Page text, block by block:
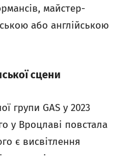
майстер-
або англійською
сцени
групи GAS у 2023
у Вроцлаві повстала
є висвітлення